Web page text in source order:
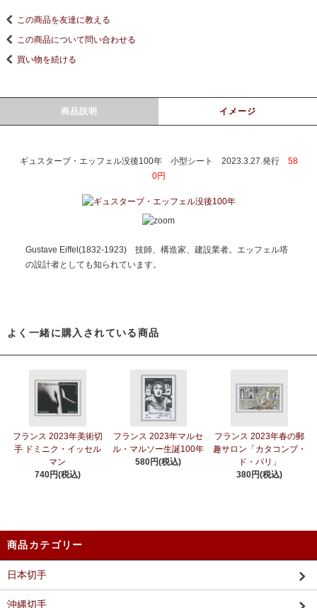
この商品を友達に教える
この商品について問い合わせる
買い物を続ける
商品説明 イメージ
ギュスターブ・エッフェル没後100年 小型シート 2023.3.27.発行 58
0円
Gustave Eiffel(1832-1923) 技師、構造家、建設業者。エッフェル塔
の設計者としても知られています。
よく一緒に購入されている商品
フランス 2023年美術切
手 ドミニク・イッセル
マン
740円(税込)
フランス 2023年マルセ
ル・マルソー生誕100年
580円(税込)
フランス 2023年春の郵
趣サロン「カタコンブ・
ド・パリ」
380円(税込)
商品カテゴリー
日本切手
沖縄切手